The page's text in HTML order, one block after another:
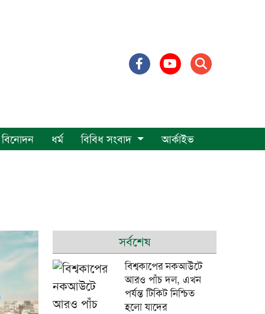
বিনোদন ধর্ম বিবিধ সংবাদ আর্কাইভ
সর্বশেষ
বিশ্বকাপের নকআউটে
আরও পাঁচ দল, এখন
পর্যন্ত টিকিট নিশ্চিত
হলো যাদের